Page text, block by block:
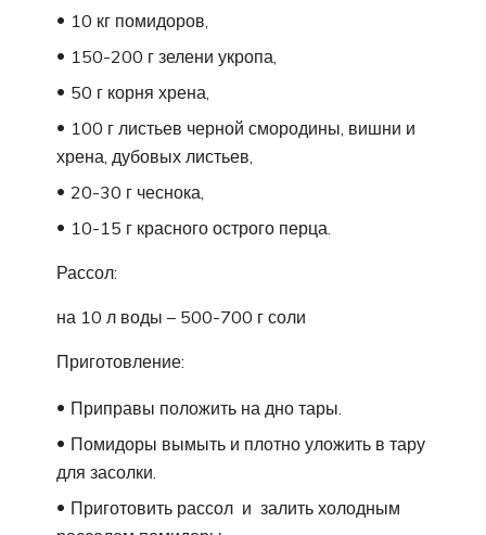
10 кг помидоров,
150-200 г зелени укропа,
50 г корня хрена,
100 г листьев черной смородины, вишни и
хрена, дубовых листьев,
20-30 г чеснока,
10-15 г красного острого перца.
Рассол:
на 10 л воды – 500-700 г соли
Приготовление:
Приправы положить на дно тары.
Помидоры вымыть и плотно уложить в тару
для засолки.
Приготовить рассол и залить холодным